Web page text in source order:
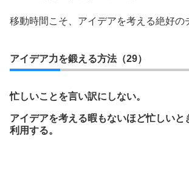
移動時間こそ、アイデアを考える絶好の
アイデア力を鍛える方法（29）
忙しいことを言い訳にしない。
アイデアを考える暇もないほど忙しいと
利用する。